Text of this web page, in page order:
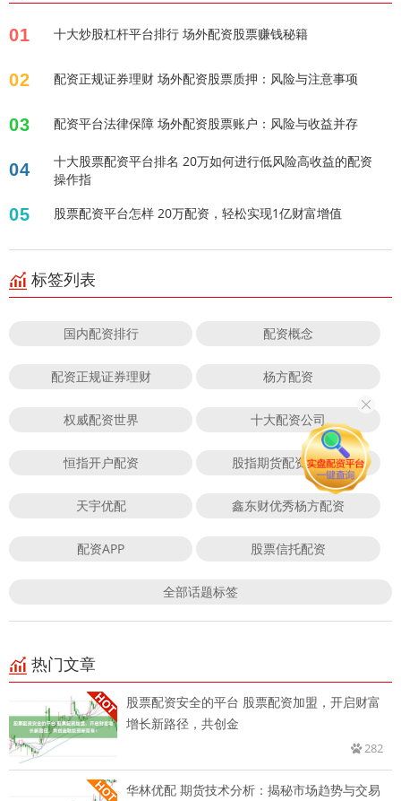
01 十大炒股杠杆平台排行 场外配资股票赚钱秘籍
02 配资正规证券理财 场外配资股票质押：风险与注意事项
03 配资平台法律保障 场外配资股票账户：风险与收益并存
04
十大股票配资平台排名 20万如何进行低风险高收益的配资
操作指
05 股票配资平台怎样 20万配资，轻松实现1亿财富增值
标签列表
国内配资排行 配资概念
配资正规证券理财 杨方配资
权威配资世界 十大配资公司
恒指开户配资 股指期货配资合法吗
天宇优配 鑫东财优秀杨方配资
配资APP 股票信托配资
全部话题标签
热门文章
股票配资安全的平台 股票配资加盟，开启财富
增长新路径，共创金
282
华林优配 期货技术分析：揭秘市场趋势与交易